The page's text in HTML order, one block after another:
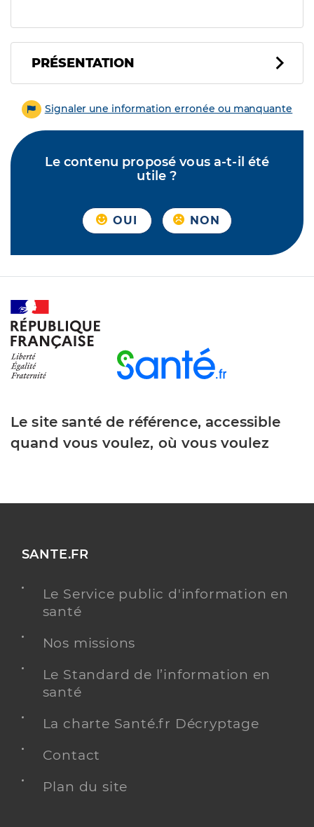
PRÉSENTATION
Signaler une information erronée ou manquante
Le contenu proposé vous a-t-il été
utile ?
OUI NON
Le site santé de référence, accessible
quand vous voulez, où vous voulez
SANTE.FR
Le Service public d'information en
santé
Nos missions
Le Standard de l’information en
santé
La charte Santé.fr Décryptage
Contact
Plan du site